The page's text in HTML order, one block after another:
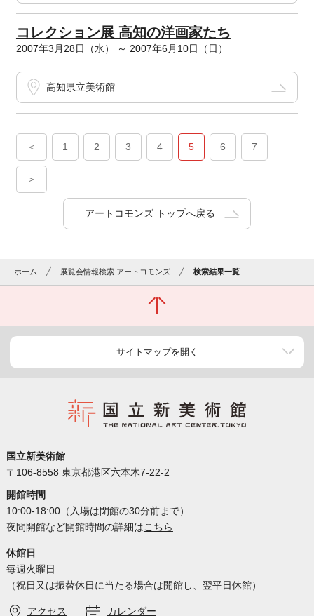
コレクション展 高知の洋画家たち
2007年3月28日（水） ～ 2007年6月10日（日）
高知県立美術館
＜ 1 2 3 4 5 6 7
＞
アートコモンズ トップへ戻る
ホーム 展覧会情報検索 アートコモンズ 検索結果一覧
サイトマップを開く
国立新美術館
〒106-8558 東京都港区六本木7-22-2
開館時間
10:00-18:00（入場は閉館の30分前まで）
夜間開館など開館時間の詳細はこちら
休館日
毎週火曜日
（祝日又は振替休日に当たる場合は開館し、翌平日休館）
アクセス カレンダー